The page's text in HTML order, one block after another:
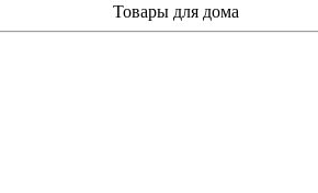
Товары для дома